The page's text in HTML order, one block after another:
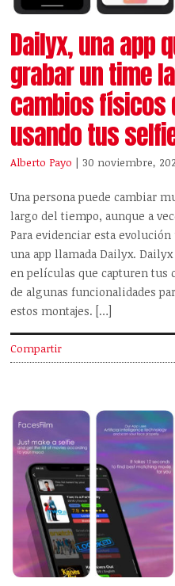
Dailyx, una app
grabar un time
cambios físicos
usando tus
Alberto Payo | 30 noviembre,
Una persona puede cambiar
largo del tiempo, aunque a
Para evidenciar esta
una app llamada Dailyx.
en películas que capturen tus
de algunas funcionalidades
estos montajes. […]
Compartir